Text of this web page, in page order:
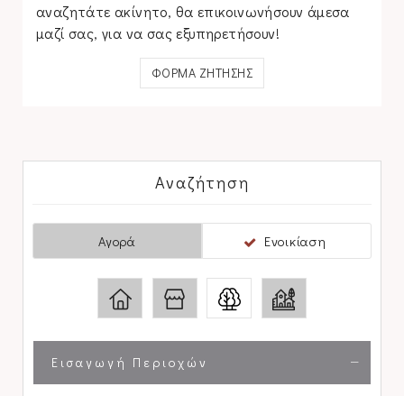
αναζητάτε ακίνητο, θα επικοινωνήσουν άμεσα
μαζί σας, για να σας εξυπηρετήσουν!
ΦΟΡΜΑ ΖΗΤΗΣΗΣ
Αναζήτηση
Αγορά Ενοικίαση
Εισαγωγή Περιοχών